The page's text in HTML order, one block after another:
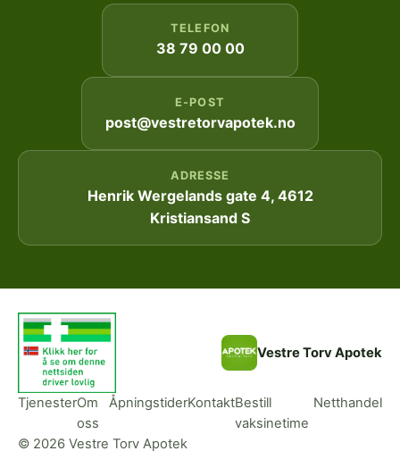
TELEFON
38 79 00 00
E-POST
post@vestretorvapotek.no
ADRESSE
Henrik Wergelands gate 4, 4612
Kristiansand S
Vestre Torv Apotek
TjenesterOm
oss
ÅpningstiderKontaktBestill
vaksinetime
Netthandel
© 2026 Vestre Torv Apotek